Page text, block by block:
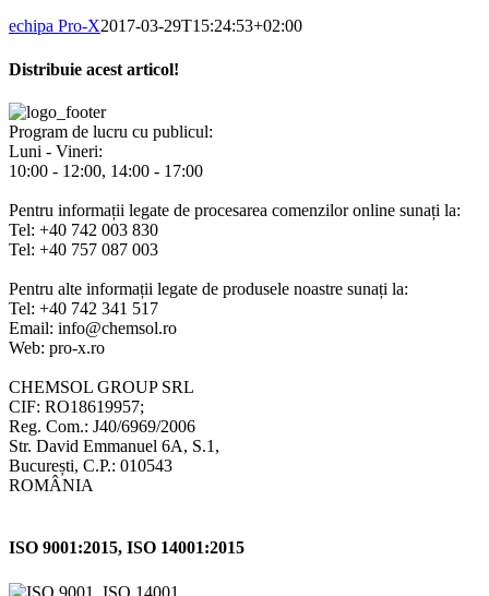
echipa Pro-X2017-03-29T15:24:53+02:00
Distribuie acest articol!
Facebook
X
Pinterest
E-
mail:
Program de lucru cu publicul:
Luni - Vineri:
10:00 - 12:00, 14:00 - 17:00
Pentru informații legate de procesarea comenzilor online sunați la:
Tel: +40 742 003 830
Tel: +40 757 087 003
Pentru alte informații legate de produsele noastre sunați la:
Tel: +40 742 341 517
Email: info@chemsol.ro
Web: pro-x.ro
CHEMSOL GROUP SRL
CIF: RO18619957;
Reg. Com.: J40/6969/2006
Str. David Emmanuel 6A, S.1,
București, C.P.: 010543
ROMÂNIA
ISO 9001:2015, ISO 14001:2015